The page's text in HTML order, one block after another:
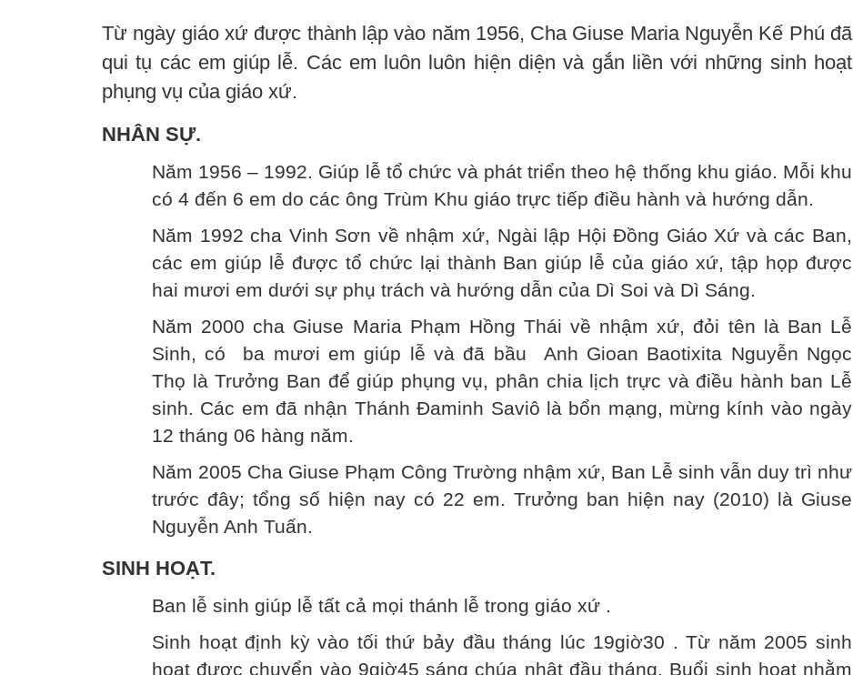
Từ ngày giáo xứ được thành lập vào năm 1956, Cha Giuse Maria Nguyễn Kế Phú đã
qui tụ các em giúp lễ. Các em luôn luôn hiện diện và gắn liền với những sinh hoạt
phụng vụ của giáo xứ.
NHÂN SỰ.
Năm 1956 – 1992. Giúp lễ tổ chức và phát triển theo hệ thống khu giáo. Mỗi khu
có 4 đến 6 em do các ông Trùm Khu giáo trực tiếp điều hành và hướng dẫn.
Năm 1992 cha Vinh Sơn về nhậm xứ, Ngài lập Hội Đồng Giáo Xứ và các Ban,
các em giúp lễ được tổ chức lại thành Ban giúp lễ của giáo xứ, tập họp được
hai mươi em dưới sự phụ trách và hướng dẫn của Dì Soi và Dì Sáng.
Năm 2000 cha Giuse Maria Phạm Hồng Thái về nhậm xứ, đỏi tên là Ban Lễ
Sinh, có ba mươi em giúp lễ và đã bầu Anh Gioan Baotixita Nguyễn Ngọc
Thọ là Trưởng Ban để giúp phụng vụ, phân chia lịch trực và điều hành ban Lễ
sinh. Các em đã nhận Thánh Đaminh Saviô là bổn mạng, mừng kính vào ngày
12 tháng 06 hàng năm.
Năm 2005 Cha Giuse Phạm Công Trường nhậm xứ, Ban Lễ sinh vẫn duy trì như
trước đây; tổng số hiện nay có 22 em. Trưởng ban hiện nay (2010) là Giuse
Nguyễn Anh Tuấn.
SINH HOẠT.
Ban lễ sinh giúp lễ tất cả mọi thánh lễ trong giáo xứ .
Sinh hoạt định kỳ vào tối thứ bảy đầu tháng lúc 19giờ30 . Từ năm 2005 sinh
hoạt được chuyển vào 9giờ45 sáng chúa nhật đầu tháng. Buổi sinh hoạt nhằm